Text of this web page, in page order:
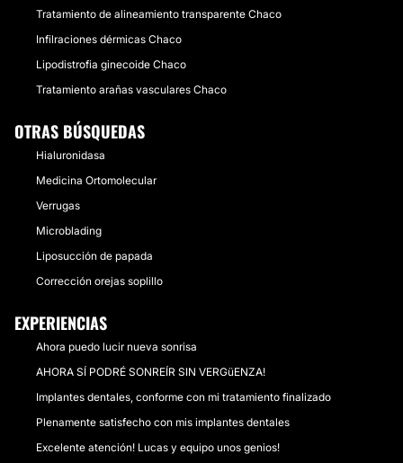
Tratamiento de alineamiento transparente Chaco
Infilraciones dérmicas Chaco
Lipodistrofia ginecoide Chaco
Tratamiento arañas vasculares Chaco
OTRAS BÚSQUEDAS
Hialuronidasa
Medicina Ortomolecular
Verrugas
Microblading
Liposucción de papada
Corrección orejas soplillo
EXPERIENCIAS
Ahora puedo lucir nueva sonrisa
AHORA SÍ PODRÉ SONREÍR SIN VERGüENZA!
Implantes dentales, conforme con mi tratamiento finalizado
Plenamente satisfecho con mis implantes dentales
Excelente atención! Lucas y equipo unos genios!